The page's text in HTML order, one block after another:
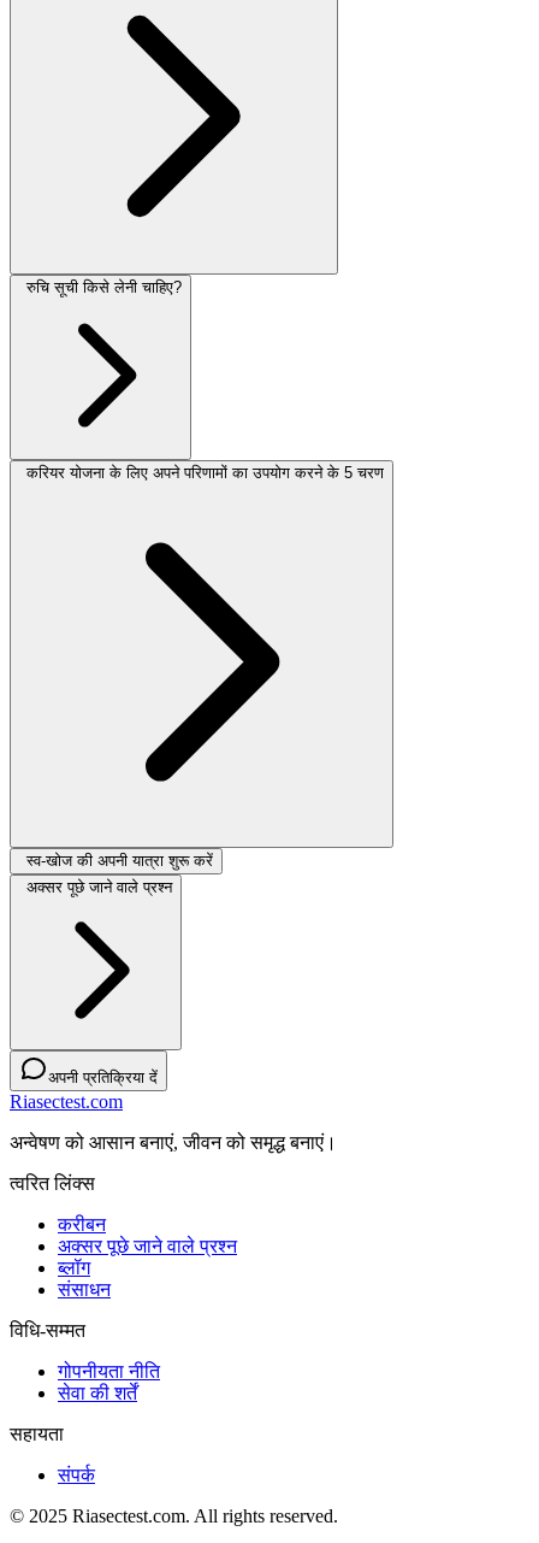
रुचि सूची किसे लेनी चाहिए?
करियर योजना के लिए अपने परिणामों का उपयोग करने के 5 चरण
स्व-खोज की अपनी यात्रा शुरू करें
अक्सर पूछे जाने वाले प्रश्न
अपनी प्रतिक्रिया दें
Riasectest.com
अन्वेषण को आसान बनाएं, जीवन को समृद्ध बनाएं।
त्वरित लिंक्स
करीबन
अक्सर पूछे जाने वाले प्रश्न
ब्लॉग
संसाधन
विधि-सम्‍मत
गोपनीयता नीति
सेवा की शर्तें
सहायता
संपर्क
© 2025 Riasectest.com. All rights reserved.